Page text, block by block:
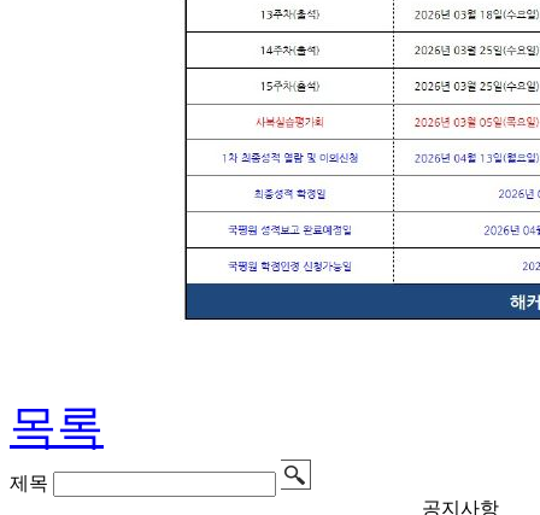
목록
제목
공지사항